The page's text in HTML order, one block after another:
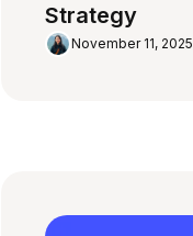
Strategy
November 11, 2025